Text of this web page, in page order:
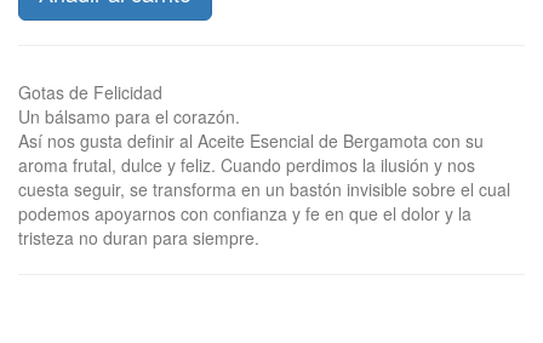
Gotas de Felicidad
Un bálsamo para el corazón.
Así nos gusta definir al Aceite Esencial de Bergamota con su
aroma frutal, dulce y feliz. Cuando perdimos la ilusión y nos
cuesta seguir, se transforma en un bastón invisible sobre el cual
podemos apoyarnos con confianza y fe en que el dolor y la
tristeza no duran para siempre.